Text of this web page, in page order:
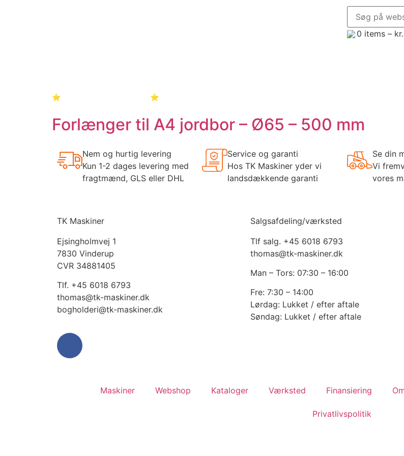
0 items – kr.
⭐Brugt - Tilbud - Partivarer⭐
Forlænger til A4 jordbor – Ø65 – 500 mm
Nem og hurtig levering
Kun 1-2 dages levering med
fragtmænd, GLS eller DHL
Service og garanti
Hos TK Maskiner yder vi
landsdækkende garanti
Se din
Vi
vores
TK Maskiner
Ejsingholmvej 1
7830 Vinderup
CVR 34881405
​Tlf. +45 6018 6793
thomas@tk-maskiner.dk
bogholderi@tk-maskiner.dk
Salgsafdeling/værksted
Tlf salg. +45 6018 6793
thomas@tk-maskiner.dk
Man – Tors: 07:30 – 16:00
Fre: 7:30 – 14:00
Lørdag: Lukket / efter aftale
Søndag: Lukket / efter aftale
Maskiner Webshop Kataloger Værksted Finansiering
Privatlivspolitik